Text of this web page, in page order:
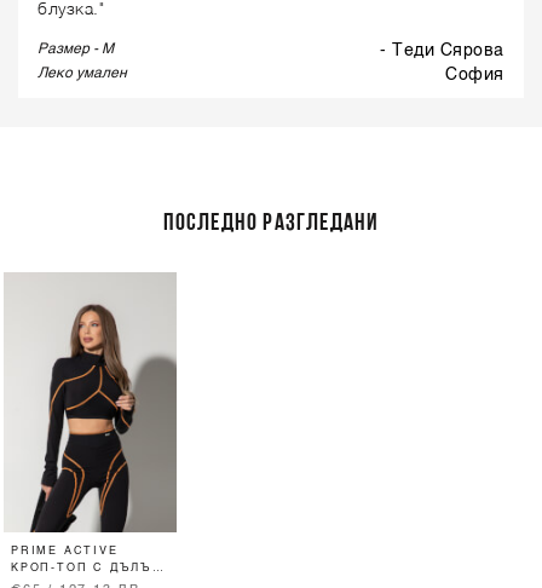
блузка."
Размер - M - Теди Сярова
Леко умален софия
ПОСЛЕДНО РАЗГЛЕДАНИ
PRIME ACTIVE
КРОП-ТОП С ДЪЛЪГ
РЪКАВ -